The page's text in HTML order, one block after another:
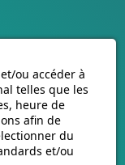
de
rapide de
qui
parmi notre
votre
ou accéder à
telles que les
heure de
afin de
du
et/ou